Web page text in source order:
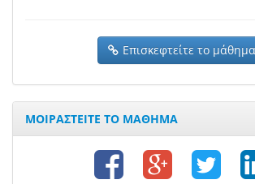
Επισκεφτείτε το μάθημα
ΜΟΙΡΑΣΤΕΙΤΕ ΤΟ ΜΑΘΗΜΑ